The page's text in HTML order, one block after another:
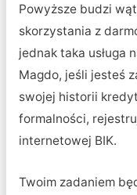
Powyższe budzi
skorzystania z
jednak taka usługa
Magdo, jeśli jesteś
swojej historii
formalności,
internetowej BIK.
Twoim zadaniem